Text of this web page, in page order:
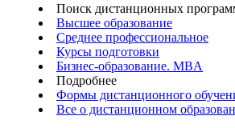
Поиск дистанционных
Высшее образование
Среднее профессиональное
Курсы подготовки
Бизнес-образование. MBA
Подробнее
Формы дистанционного
Все о дистанционном